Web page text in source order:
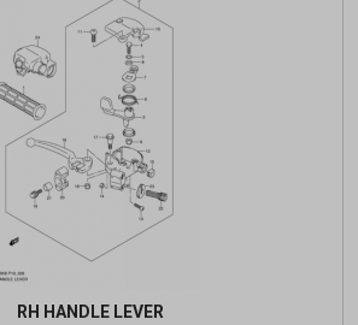
RH HANDLE LEVER